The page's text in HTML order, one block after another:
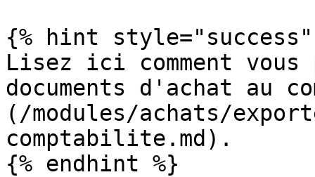
{% hint style="success"
Lisez ici comment
documents d'achat au
(/modules/achats/
comptabilite.md).
{% endhint %}